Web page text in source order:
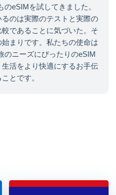
eSIMを試してきました。
のは実際のテストと実際の
であることに気づいた。そ
まりです。私たちの使命は
のニーズにぴったりのeSIM
活をより快適にするお手伝
とです。